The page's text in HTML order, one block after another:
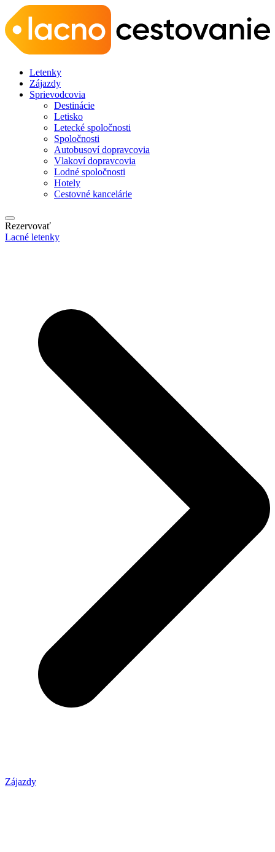
Letenky
Zájazdy
Sprievodcovia
Destinácie
Letisko
Letecké spoločnosti
Spoločnosti
Autobusoví dopravcovia
Vlakoví dopravcovia
Lodné spoločnosti
Hotely
Cestovné kancelárie
Rezervovať
Lacné letenky
Zájazdy